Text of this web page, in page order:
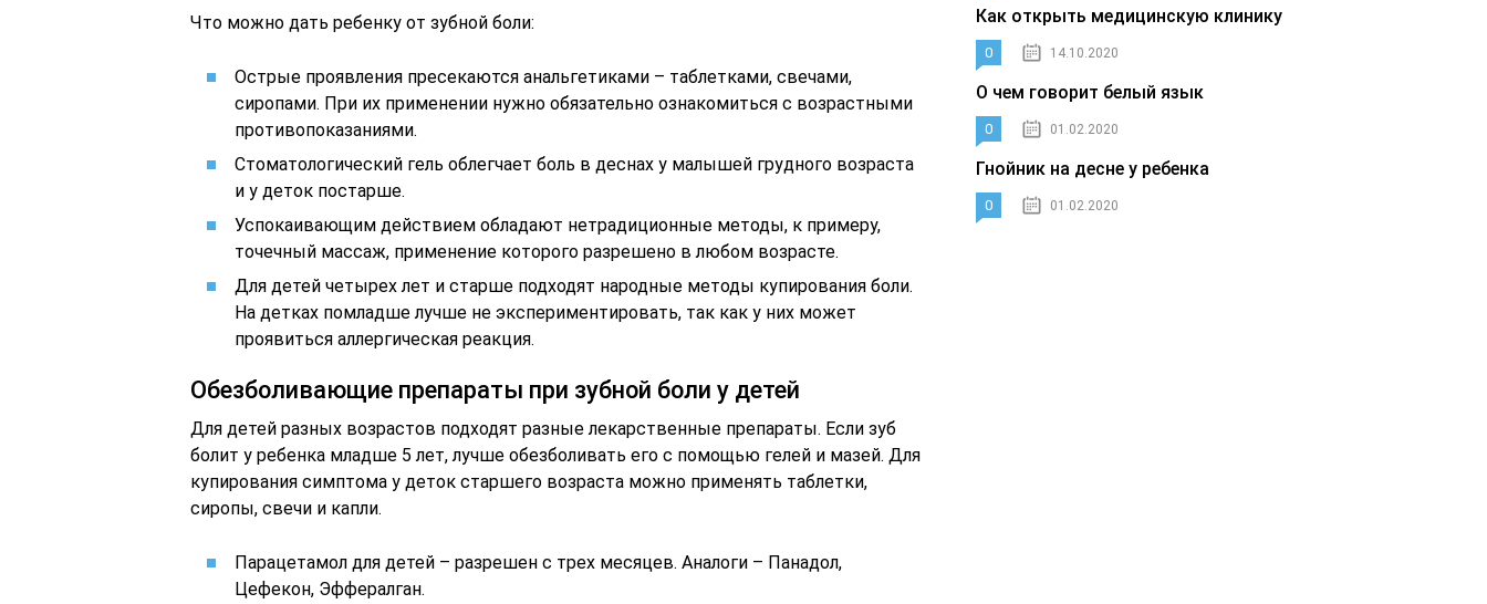
Что можно дать ребенку от зубной боли:
Острые проявления пресекаются анальгетиками – таблетками, свечами,
сиропами. При их применении нужно обязательно ознакомиться с возрастными
противопоказаниями.
Стоматологический гель облегчает боль в деснах у малышей грудного возраста
и у деток постарше.
Успокаивающим действием обладают нетрадиционные методы, к примеру,
точечный массаж, применение которого разрешено в любом возрасте.
Для детей четырех лет и старше подходят народные методы купирования боли.
На детках помладше лучше не экспериментировать, так как у них может
проявиться аллергическая реакция.
Обезболивающие препараты при зубной боли у детей
Для детей разных возрастов подходят разные лекарственные препараты. Если зуб
болит у ребенка младше 5 лет, лучше обезболивать его с помощью гелей и мазей. Для
купирования симптома у деток старшего возраста можно применять таблетки,
сиропы, свечи и капли.
Парацетамол для детей – разрешен с трех месяцев. Аналоги – Панадол,
Цефекон, Эффералган.
Как открыть медицинскую клинику
0 14.10.2020
О чем говорит белый язык
0 01.02.2020
Гнойник на десне у ребенка
0 01.02.2020